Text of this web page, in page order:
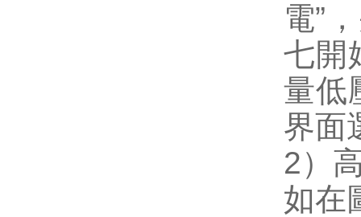
電”
七開
量低
界面
2）
如在